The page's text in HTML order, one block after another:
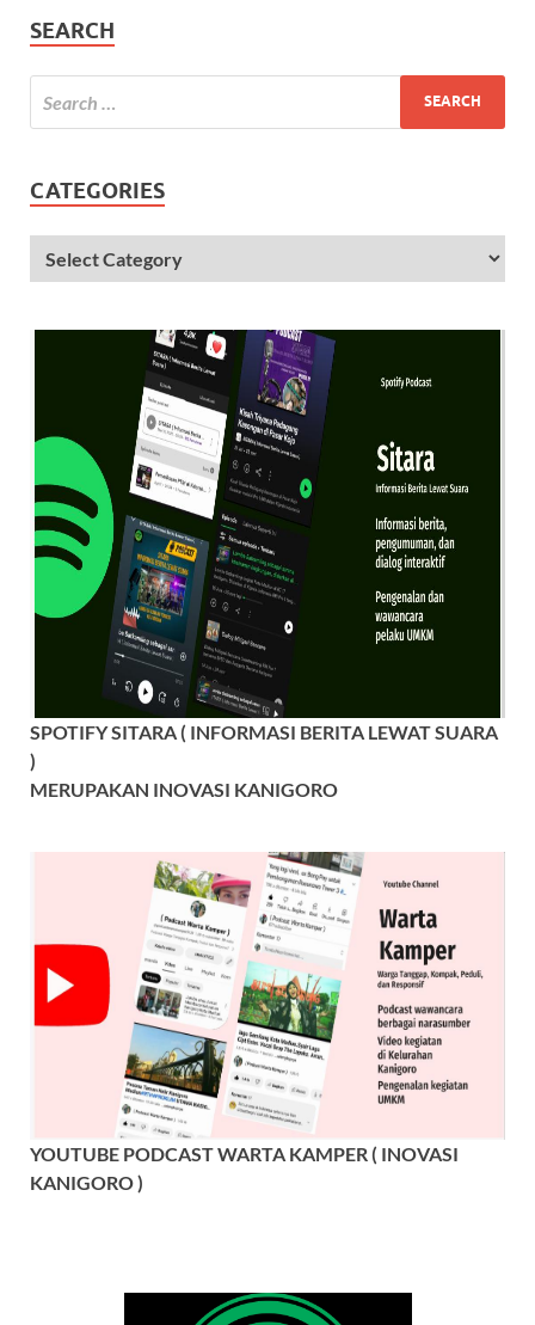
SEARCH
CATEGORIES
SPOTIFY SITARA ( INFORMASI BERITA LEWAT SUARA
)
MERUPAKAN INOVASI KANIGORO
YOUTUBE PODCAST WARTA KAMPER ( INOVASI
KANIGORO )